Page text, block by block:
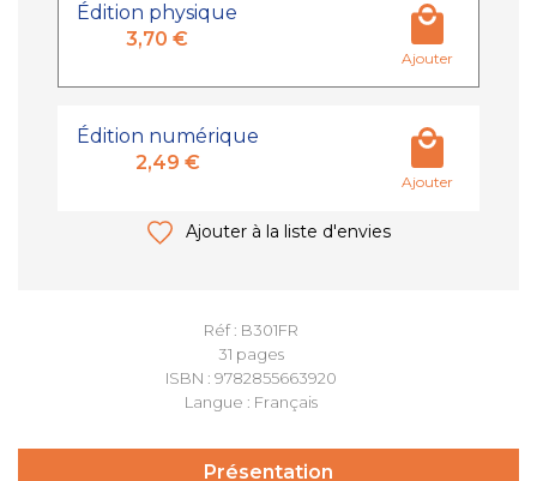
Réf : B301FR
31 pages
ISBN : 9782855663920
Langue : Français
Édition physique
3,70 €
Ajouter
Édition numérique
2,49 €
Ajouter
Ajouter à la liste d'envies
Présentation